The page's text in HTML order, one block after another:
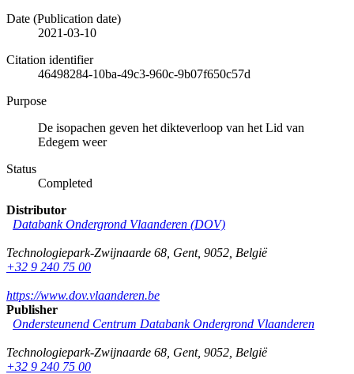
Date (Publication date)
2021-03-10
Citation identifier
46498284-10ba-49c3-960c-9b07f650c57d
Purpose
De isopachen geven het dikteverloop van het Lid van
Edegem weer
Status
Completed
Distributor
Databank Ondergrond Vlaanderen (DOV)
Technologiepark-Zwijnaarde 68 Gent, 9052 België
+32 9 240 75 00
https://www.dov.vlaanderen.be
Publisher
Ondersteunend Centrum Databank Ondergrond Vlaanderen
Technologiepark-Zwijnaarde 68 Gent, 9052 België
+32 9 240 75 00